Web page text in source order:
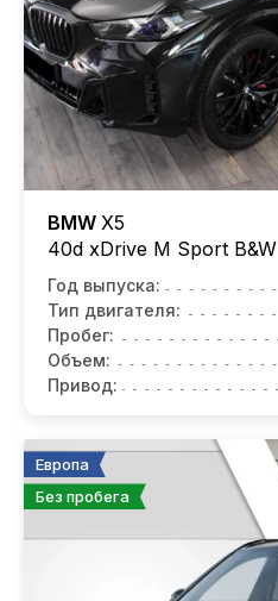
BMW X5
40d xDrive M Sport B&W
Год выпуска:
Тип двигателя:
Пробег:
Объем:
Привод:
Европа
Без пробега